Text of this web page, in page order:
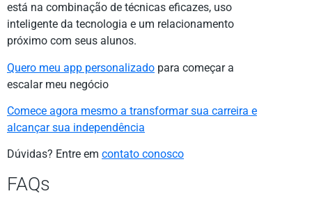
está na combinação de técnicas eficazes, uso
inteligente da tecnologia e um relacionamento
próximo com seus alunos.
Quero meu app personalizado para começar a
escalar meu negócio
Comece agora mesmo a transformar sua carreira e
alcançar sua independência
Dúvidas? Entre em contato conosco
FAQs